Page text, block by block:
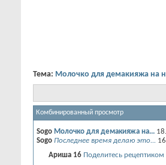
Тема: Молочко для демакияжа на
Комбинированный просмотр
Sogo Молочко для демакияжа на...
Sogo Последнее время делаю это...
Ариша 16 Поделитесь рецептиком